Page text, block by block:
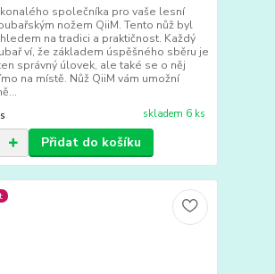
společníka pro vaše lesní
nožem QiiM. Tento nůž byl
na tradici a praktičnost. Každý
ví, že základem úspěšného sběru je
správný úlovek, ale také se o něj
na místě. Nůž QiiM vám umožní
skladem 6 ks
Přidat do košíku